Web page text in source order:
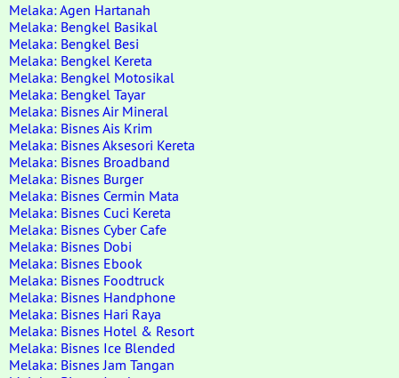
Melaka: Agen Hartanah
Melaka: Bengkel Basikal
Melaka: Bengkel Besi
Melaka: Bengkel Kereta
Melaka: Bengkel Motosikal
Melaka: Bengkel Tayar
Melaka: Bisnes Air Mineral
Melaka: Bisnes Ais Krim
Melaka: Bisnes Aksesori Kereta
Melaka: Bisnes Broadband
Melaka: Bisnes Burger
Melaka: Bisnes Cermin Mata
Melaka: Bisnes Cuci Kereta
Melaka: Bisnes Cyber Cafe
Melaka: Bisnes Dobi
Melaka: Bisnes Ebook
Melaka: Bisnes Foodtruck
Melaka: Bisnes Handphone
Melaka: Bisnes Hari Raya
Melaka: Bisnes Hotel & Resort
Melaka: Bisnes Ice Blended
Melaka: Bisnes Jam Tangan